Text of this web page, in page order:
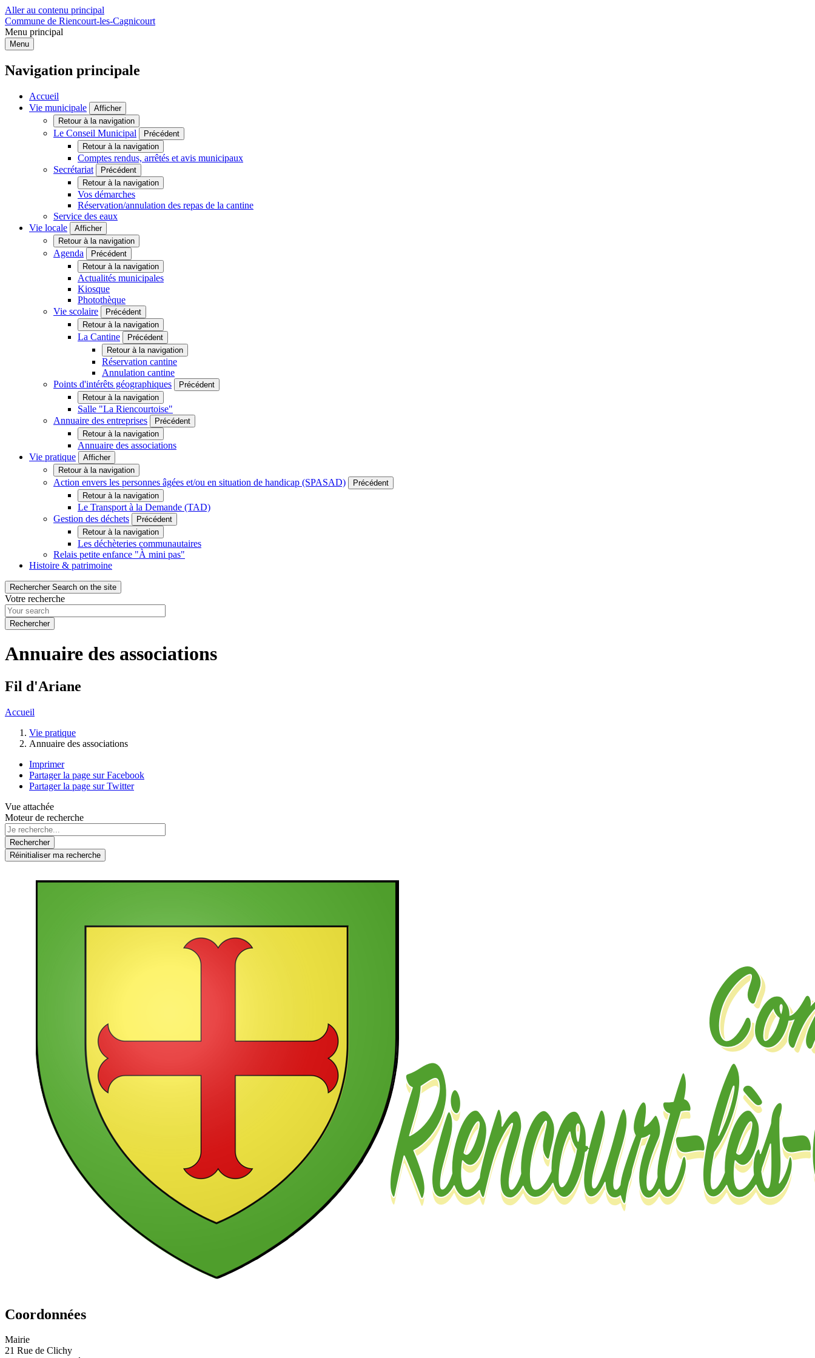
Aller au contenu principal
Commune de Riencourt-les-Cagnicourt
Menu principal
Menu
Navigation principale
Accueil
Vie municipale
Afficher
Retour à la navigation
Le Conseil Municipal
Précédent
Retour à la navigation
Comptes rendus, arrêtés et avis municipaux
Secrétariat
Précédent
Retour à la navigation
Vos démarches
Réservation/annulation des repas de la cantine
Service des eaux
Vie locale
Afficher
Retour à la navigation
Agenda
Précédent
Retour à la navigation
Actualités municipales
Kiosque
Photothèque
Vie scolaire
Précédent
Retour à la navigation
La Cantine
Précédent
Retour à la navigation
Réservation cantine
Annulation cantine
Points d'intérêts géographiques
Précédent
Retour à la navigation
Salle "La Riencourtoise"
Annuaire des entreprises
Précédent
Retour à la navigation
Annuaire des associations
Vie pratique
Afficher
Retour à la navigation
Action envers les personnes âgées et/ou en situation de handicap (SPASAD)
Précédent
Retour à la navigation
Le Transport à la Demande (TAD)
Gestion des déchets
Précédent
Retour à la navigation
Les déchèteries communautaires
Relais petite enfance "À mini pas"
Histoire & patrimoine
Rechercher Search on the site
Votre recherche
Annuaire des associations
Fil d'Ariane
Accueil
Vie pratique
Annuaire des associations
Imprimer
Partager la page sur Facebook
Partager la page sur Twitter
Vue attachée
Moteur de recherche
Coordonnées
Mairie
21 Rue de Clichy